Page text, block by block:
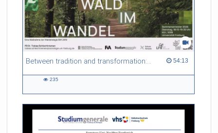
Between tradition and transformation: how owners, advisers and institutions co-create knowledge for resilient forests in Europe 54:13
54:13 duration
235